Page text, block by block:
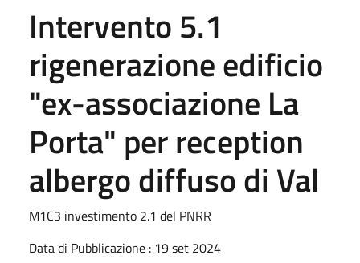
Intervento 5.1
rigenerazione edificio
"ex-associazione La
Porta" per reception
albergo diffuso di Val
M1C3 investimento 2.1 del PNRR
Data di Pubblicazione : 19 set 2024